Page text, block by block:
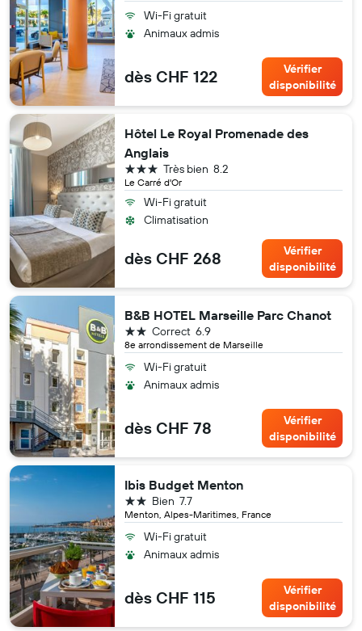
Wi-Fi gratuit
Animaux admis
dès CHF 122
Vérifier
disponibilité
Hôtel Le Royal Promenade des
Anglais
Le Carré d'Or
8.2
Très bien
3 étoiles
Wi-Fi gratuit
Climatisation
dès CHF 268
Vérifier
disponibilité
B&B HOTEL Marseille Parc Chanot
8e arrondissement de Marseille
6.9
Correct
2 étoiles
Wi-Fi gratuit
Animaux admis
dès CHF 78
Vérifier
disponibilité
Ibis Budget Menton
Menton, Alpes-Maritimes, France
7.7
Bien
2 étoiles
Wi-Fi gratuit
Animaux admis
dès CHF 115
Vérifier
disponibilité